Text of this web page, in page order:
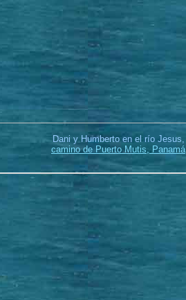
Dani y Humberto en el río Jesus,
camino de Puerto Mutis, Panamá